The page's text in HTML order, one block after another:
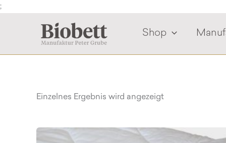
;Zum
Shop
Einzelnes Ergebnis wird angezeigt